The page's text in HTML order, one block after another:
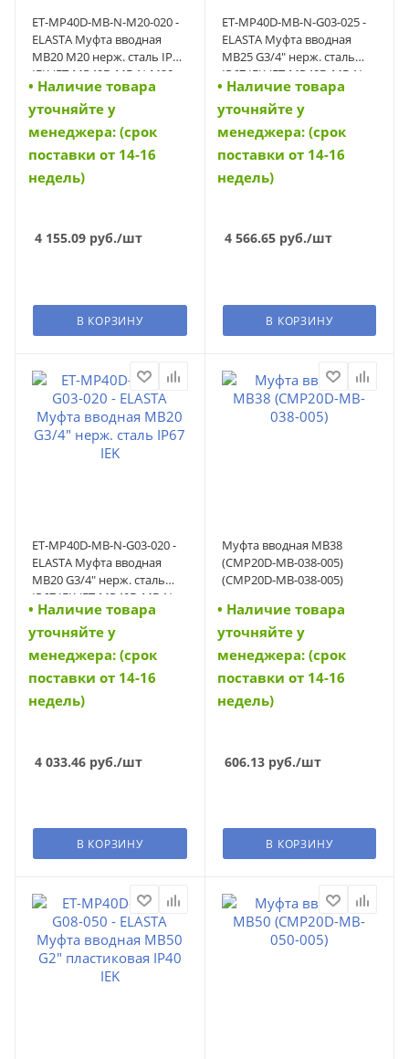
ET-MP40D-MB-N-M20-020 -
ELASTA Муфта вводная
MB20 М20 нерж. сталь IP67
IEK (ET-MP40D-MB-N-M20-
020)
• Наличие товара
уточняйте у
менеджера: (срок
поставки от 14-16
недель)
4 155.09 руб./шт
В КОРЗИНУ
ET-MP40D-MB-N-G03-025 -
ELASTA Муфта вводная
MB25 G3/4" нерж. сталь
IP67 IEK (ET-MP40D-MB-N-
G03-025)
• Наличие товара
уточняйте у
менеджера: (срок
поставки от 14-16
недель)
4 566.65руб./шт
В КОРЗИНУ
ET-MP40D-MB-N-G03-020 -
ELASTA Муфта вводная
MB20 G3/4" нерж. сталь
IP67 IEK (ET-MP40D-MB-N-
G03-020)
• Наличие товара
уточняйте у
менеджера: (срок
поставки от 14-16
недель)
4 033.46 руб./шт
В КОРЗИНУ
Муфта вводная MB38
(CMP20D-MB-038-005)
(CMP20D-MB-038-005)
• Наличие товара
уточняйте у
менеджера: (срок
поставки от 14-16
недель)
606.13руб./шт
В КОРЗИНУ